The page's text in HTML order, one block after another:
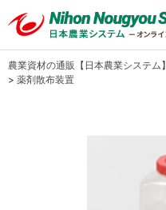
農業資材の通販【日本農業システム】
> 薬剤散布装置